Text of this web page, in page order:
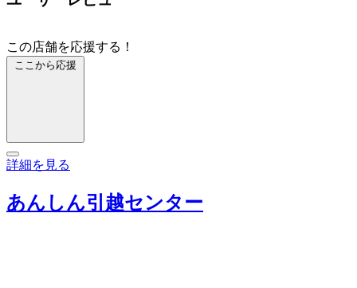
この店舗を応援する！
ここから応援
詳細を見る
あんしん引越センター